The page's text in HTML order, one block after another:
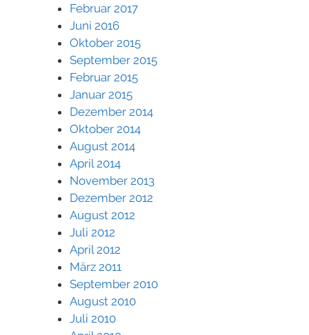
Februar 2017
Juni 2016
Oktober 2015
September 2015
Februar 2015
Januar 2015
Dezember 2014
Oktober 2014
August 2014
April 2014
November 2013
Dezember 2012
August 2012
Juli 2012
April 2012
März 2011
September 2010
August 2010
Juli 2010